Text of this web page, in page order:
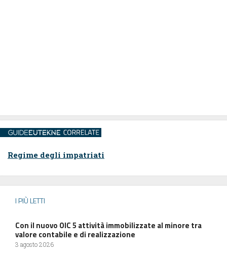
Regime degli impatriati
I PIÙ LETTI
Con il nuovo OIC 5 attività immobilizzate al minore tra
valore contabile e di realizzazione
3 agosto 2026